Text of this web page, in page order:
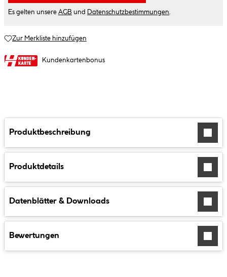
Es gelten unsere AGB und Datenschutzbestimmungen
Zur Merkliste hinzufügen
Kundenkartenbonus
Produktbeschreibung
Produktdetails
Datenblätter & Downloads
Bewertungen